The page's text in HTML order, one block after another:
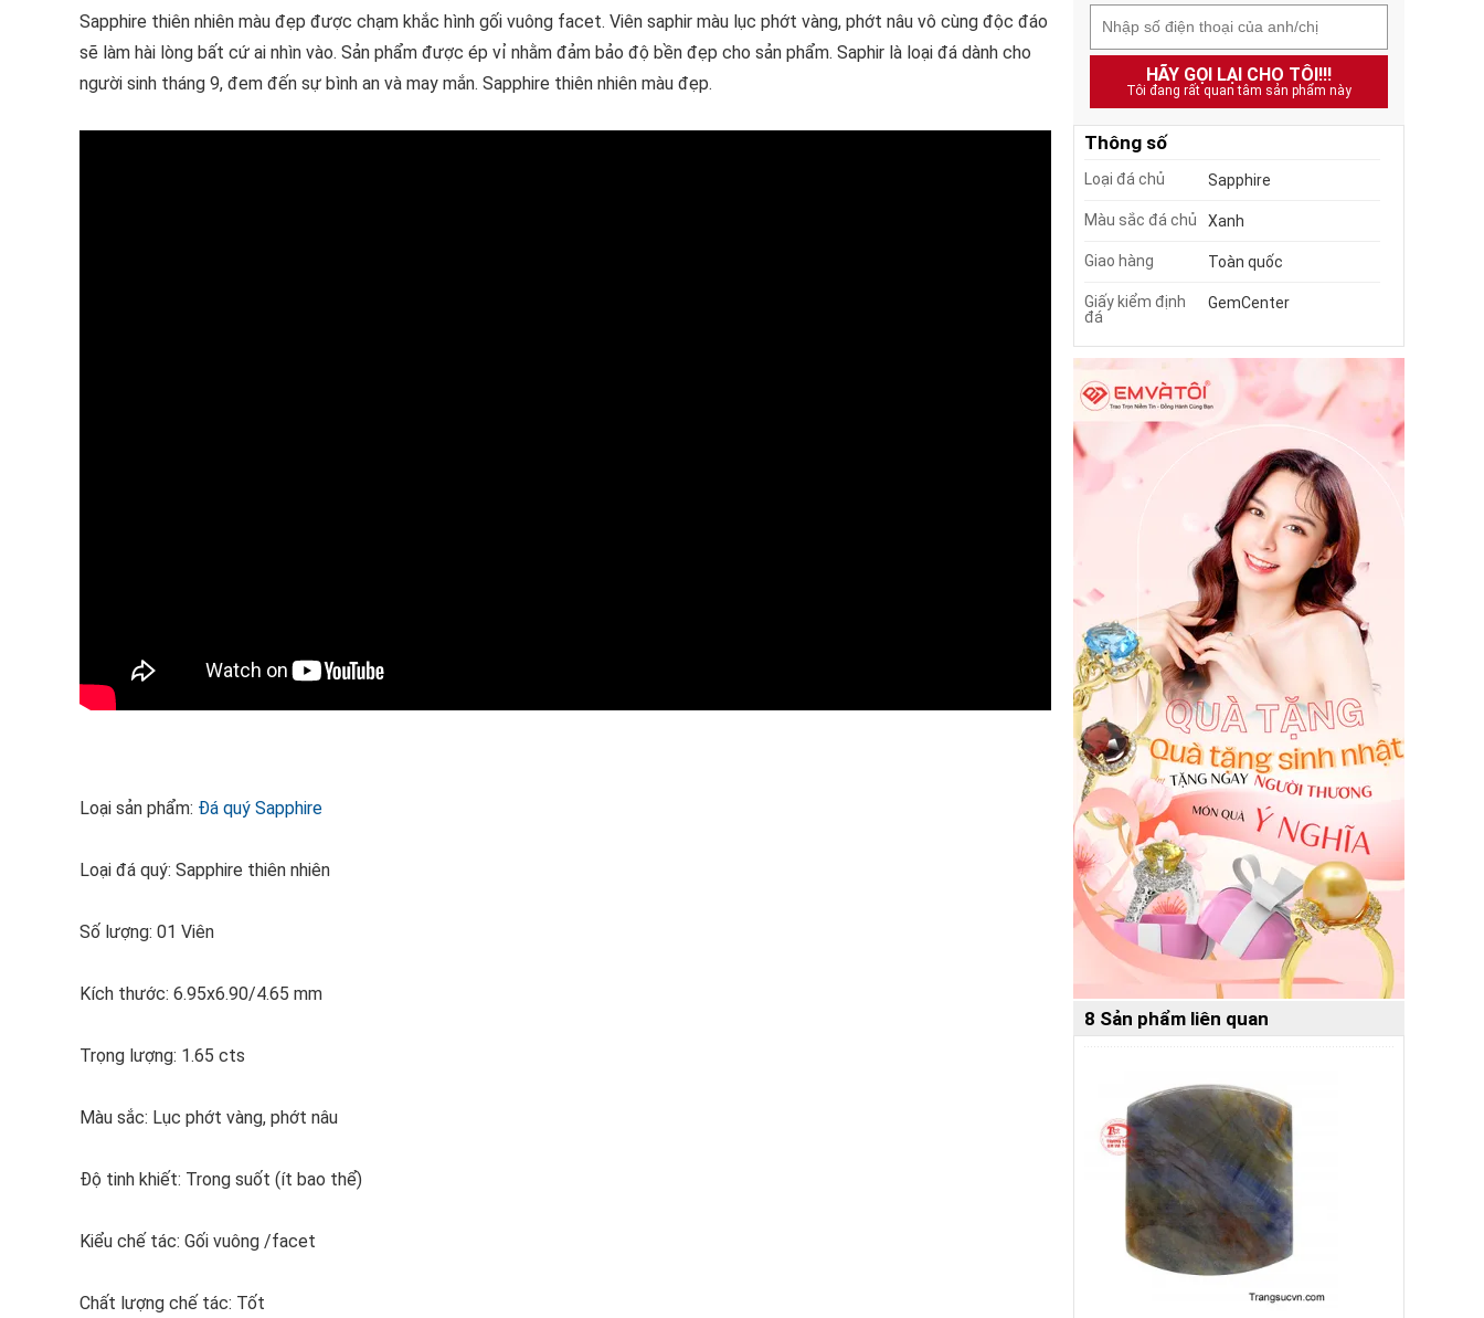
Sapphire thiên nhiên màu đẹp được chạm khắc hình gối vuông facet. Viên saphir màu lục phớt vàng, phớt nâu vô cùng độc đáo
sẽ làm hài lòng bất cứ ai nhìn vào. Sản phẩm được ép vỉ nhằm đảm bảo độ bền đẹp cho sản phẩm. Saphir là loại đá dành cho
người sinh tháng 9, đem đến sự bình an và may mắn. Sapphire thiên nhiên màu đẹp.
Loại sản phẩm: Đá quý Sapphire
Loại đá quý: Sapphire thiên nhiên
Số lượng: 01 Viên
Kích thước: 6.95x6.90/4.65 mm
Trọng lượng: 1.65 cts
Màu sắc: Lục phớt vàng, phớt nâu
Độ tinh khiết: Trong suốt (ít bao thể)
Kiểu chế tác: Gối vuông /facet
Chất lượng chế tác: Tốt
HÃY GỌI LẠI CHO TÔI!!!
Tôi đang rất quan tâm sản phẩm này
Thông số
Loại đá chủ Sapphire
Màu sắc đá chủ Xanh
Giao hàng Toàn quốc
Giấy kiểm định
đá
GemCenter
8 Sản phẩm liên quan